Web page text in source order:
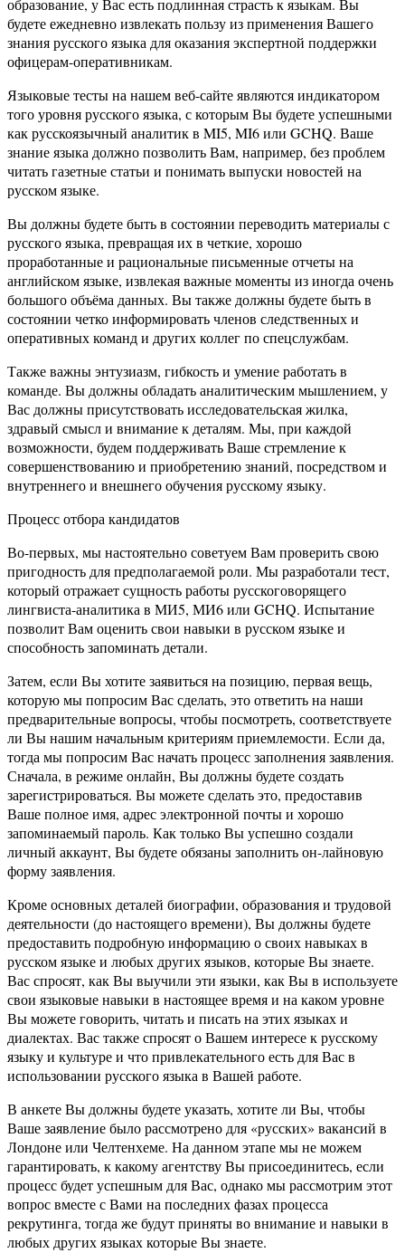
образование, у Вас есть подлинная страсть к языкам. Вы
будете ежедневно извлекать пользу из применения Вашего
знания русского языка для оказания экспертной поддержки
офицерам-оперативникам.
Языковые тесты на нашем веб-сайте являются индикатором
того уровня русского языка, с которым Вы будете успешными
как русскоязычный аналитик в MI5, MI6 или GCHQ. Ваше
знание языка должно позволить Вам, например, без проблем
читать газетные статьи и понимать выпуски новостей на
русском языке.
Вы должны будете быть в состоянии переводить материалы с
русского языка, превращая их в четкие, хорошо
проработанные и рациональные письменные отчеты на
английском языке, извлекая важные моменты из иногда очень
большого объёма данных. Вы также должны будете быть в
состоянии четко информировать членов следственных и
оперативных команд и других коллег по спецслужбам.
Также важны энтузиазм, гибкость и умение работать в
команде. Вы должны обладать аналитическим мышлением, у
Вас должны присутствовать исследовательская жилка,
здравый смысл и внимание к деталям. Мы, при каждой
возможности, будем поддерживать Ваше стремление к
совершенствованию и приобретению знаний, посредством и
внутреннего и внешнего обучения русскому языку.
Процесс отбора кандидатов
Во-первых, мы настоятельно советуем Вам проверить свою
пригодность для предполагаемой роли. Мы разработали тест,
который отражает сущность работы русскоговорящего
лингвиста-аналитика в МИ5, МИ6 или GCHQ. Испытание
позволит Вам оценить свои навыки в русском языке и
способность запоминать детали.
Затем, если Вы хотите заявиться на позицию, первая вещь,
которую мы попросим Вас сделать, это ответить на наши
предварительные вопросы, чтобы посмотреть, соответствуете
ли Вы нашим начальным критериям приемлемости. Если да,
тогда мы попросим Вас начать процесс заполнения заявления.
Сначала, в режиме онлайн, Вы должны будете создать
зарегистрироваться. Вы можете сделать это, предоставив
Ваше полное имя, адрес электронной почты и хорошо
запоминаемый пароль. Как только Вы успешно создали
личный аккаунт, Вы будете обязаны заполнить он-лайновую
форму заявления.
Кроме основных деталей биографии, образования и трудовой
деятельности (до настоящего времени), Вы должны будете
предоставить подробную информацию о своих навыках в
русском языке и любых других языков, которые Вы знаете.
Вас спросят, как Вы выучили эти языки, как Вы в используете
свои языковые навыки в настоящее время и на каком уровне
Вы можете говорить, читать и писать на этих языках и
диалектах. Вас также спросят о Вашем интересе к русскому
языку и культуре и что привлекательного есть для Вас в
использовании русского языка в Вашей работе.
В анкете Вы должны будете указать, хотите ли Вы, чтобы
Ваше заявление было рассмотрено для «русских» вакансий в
Лондоне или Челтенхеме. На данном этапе мы не можем
гарантировать, к какому агентству Вы присоединитесь, если
процесс будет успешным для Вас, однако мы рассмотрим этот
вопрос вместе с Вами на последних фазах процесса
рекрутинга, тогда же будут приняты во внимание и навыки в
любых других языках которые Вы знаете.